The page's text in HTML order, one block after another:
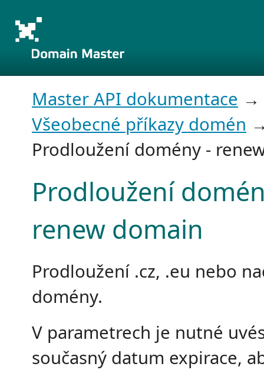
Master API dokumentace →
Všeobecné příkazy domén
Prodloužení domény -
Prodloužení
renew domain
Prodloužení .cz, .eu nebo
domény.
V parametrech je nutné
současný datum expirace,